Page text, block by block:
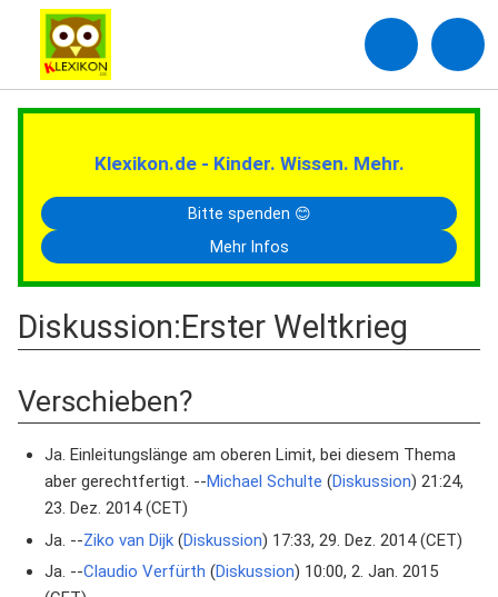
Klexikon.de - Kinder. Wissen. Mehr.
Bitte spenden 😊
Mehr Infos
Diskussion:Erster Weltkrieg
Verschieben?
Ja. Einleitungslänge am oberen Limit, bei diesem Thema
aber gerechtfertigt. --Michael Schulte (Diskussion) 21:24,
23. Dez. 2014 (CET)
Ja. --Ziko van Dijk (Diskussion) 17:33, 29. Dez. 2014 (CET)
Ja. --Claudio Verfürth (Diskussion) 10:00, 2. Jan. 2015